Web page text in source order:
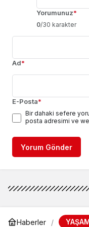
Yorumunuz*
0/30 karakter
Ad*
E-Posta*
Bir dahaki sefere
posta adresimi ve
Yorum Gönder
Haberler